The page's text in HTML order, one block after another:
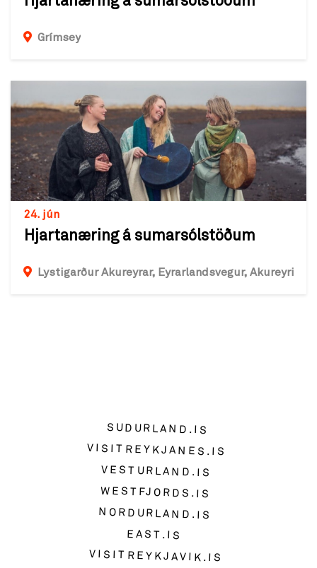
Grímsey
24. jún
Hjartanæring á sumarsólstöðum
Lystigarður Akureyrar, Eyrarlandsvegur, Akureyri
SUDURLAND.IS
VISITREYKJANES.IS
VESTURLAND.IS
WESTFJORDS.IS
NORDURLAND.IS
EAST.IS
VISITREYKJAVIK.IS